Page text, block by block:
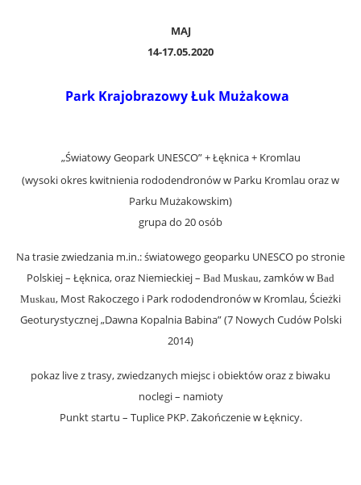
MAJ
14-17.05.2020
Park Krajobrazowy Łuk Mużakowa
„Światowy Geopark UNESCO”+ Łęknica + Kromlau
(wysoki okres kwitnienia rododendronów w Parku Kromlau oraz w
Parku Mużakowskim)
grupa do 20 osób
Na trasie zwiedzania m.in.: światowego geoparku UNESCO po stronie
Polskiej – Łęknica, oraz Niemieckiej – Bad Muskau, zamków w Bad
Muskau, Most Rakoczego i Park rododendronów w Kromlau,Ścieżki
Geoturystycznej „Dawna Kopalnia Babina” (7 Nowych Cudów Polski
2014)
pokaz live z trasy, zwiedzanych miejsc i obiektów oraz z biwaku
noclegi – namioty
Punkt startu – Tuplice PKP. Zakończenie w Łęknicy.